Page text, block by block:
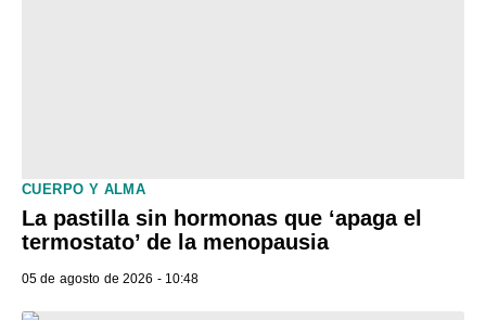
CUERPO Y ALMA
La pastilla sin hormonas que ‘apaga el
termostato’ de la menopausia
05 de agosto de 2026 - 10:48